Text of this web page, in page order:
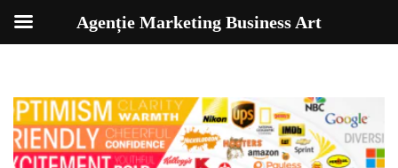
Agenție Marketing Business Art